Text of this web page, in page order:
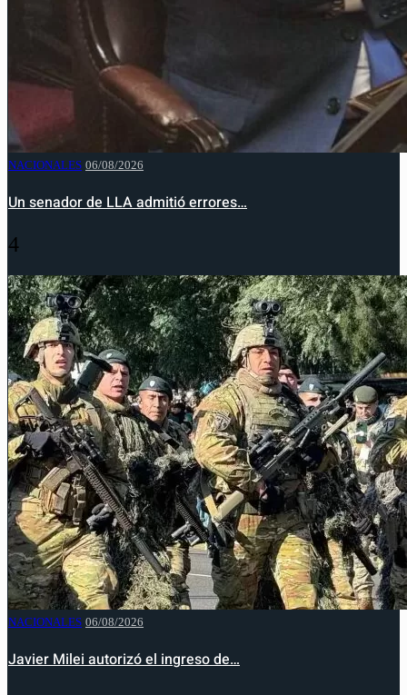
NACIONALES 06/08/2026
Un senador de LLA admitió errores…
4
NACIONALES 06/08/2026
Javier Milei autorizó el ingreso de…